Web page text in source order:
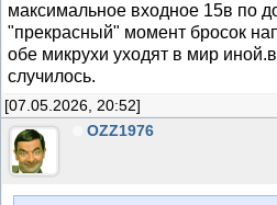
максимальное входное 15в по
"прекрасный" момент бросок
обе микрухи уходят в мир
случилось.
[07.05.2026, 20:52]
OZZ1976